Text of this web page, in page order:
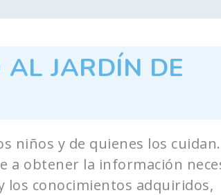
AL JARDÍN DE
niños y de quienes los
a obtener la información
los conocimientos adquiridos,